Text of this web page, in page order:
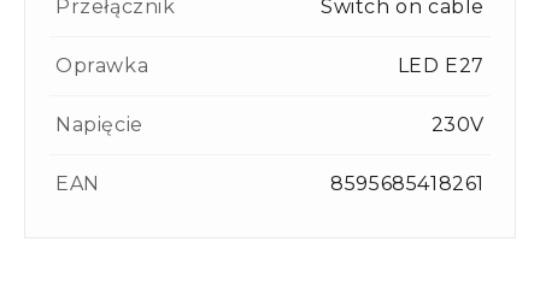
Przełącznik Switch on cable
Oprawka LED E27
Napięcie 230V
EAN 8595685418261